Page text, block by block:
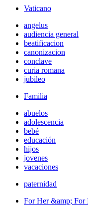
Vaticano
angelus
audiencia general
beatificacion
canonizacion
conclave
curia romana
jubileo
Familia
abuelos
adolescencia
bebé
educación
hijos
jovenes
vacaciones
paternidad
For Her &amp; For